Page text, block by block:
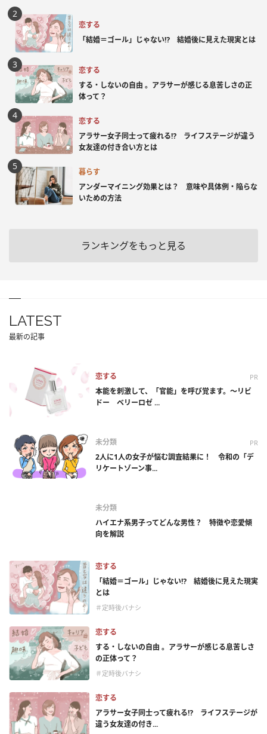
恋する
「結婚＝ゴール」じゃない⁉ 結婚後に見えた現実とは
恋する
する・しないの自由 。アラサーが感じる息苦しさの正
体って？
恋する
アラサー女子同士って疲れる⁉ ライフステージが違う
女友達の付き合い方とは
暮らす
アンダーマイニング効果とは？ 意味や具体例・陥らな
いための方法
ランキングをもっと見る
LATEST
最新の記事
恋する PR
本能を刺激して、「官能」を呼び覚ます。～リビ
ドー ベリーロゼ ...
未分類 PR
2人に1人の女子が悩む調査結果に！ 令和の「デ
リケートゾーン事...
未分類
ハイエナ系男子ってどんな男性？ 特徴や恋愛傾
向を解説
恋する
「結婚＝ゴール」じゃない⁉ 結婚後に見えた現実
とは
＃定時後バナシ
恋する
する・しないの自由 。アラサーが感じる息苦しさ
の正体って？
＃定時後バナシ
恋する
アラサー女子同士って疲れる⁉ ライフステージが
違う女友達の付き...